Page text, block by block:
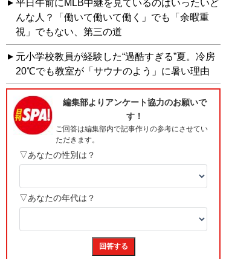
平日午前にMLB中継を見ているのはいったいど
んな人？「働いて働いて働く」でも「余暇重
視」でもない、第三の道
元小学校教員が経験した“過酷すぎる”夏。冷房
20℃でも教室が「サウナのよう」に暑い理由